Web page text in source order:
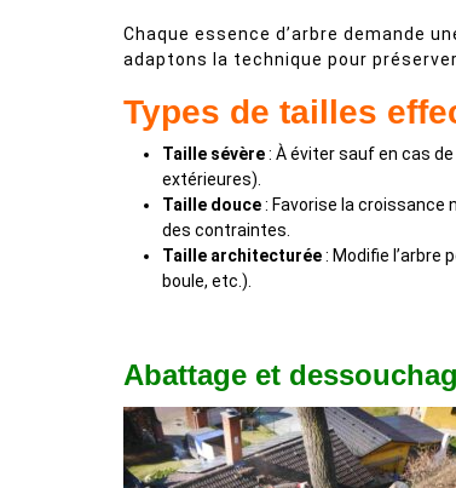
Chaque essence d’arbre demande
adaptons la technique pour préserver
Types de tailles
Taille sévère: À éviter sauf en cas
extérieures).
Taille douce: Favorise la
des contraintes.
Taille architecturée: Modifie l’arbre
boule, etc.).
Abattage et